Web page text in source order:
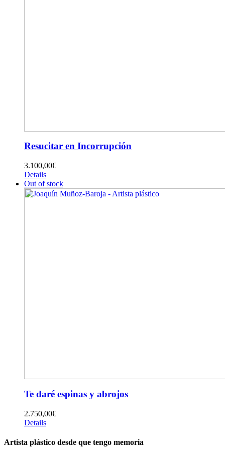
Resucitar en Incorrupción
3.100,00€
Details
Out of stock
Te daré espinas y abrojos
2.750,00€
Details
Artista plástico desde que tengo memoria